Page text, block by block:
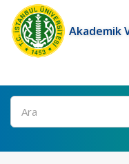
Akademik
Ara